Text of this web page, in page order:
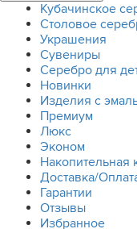
Кубачинское
Столовое
Украшения
Сувениры
Серебро для
Новинки
Изделия с
Премиум
Люкс
Эконом
Накопительная
Доставка/
Гарантии
Отзывы
Избранное